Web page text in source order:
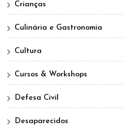
Crianças
Culinária e Gastronomia
Cultura
Cursos & Workshops
Defesa Civil
Desaparecidos